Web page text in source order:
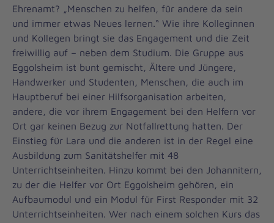
Ehrenamt? „Menschen zu helfen, für andere da sein
und immer etwas Neues lernen.“ Wie ihre Kolleginnen
und Kollegen bringt sie das Engagement und die Zeit
freiwillig auf – neben dem Studium. Die Gruppe aus
Eggolsheim ist bunt gemischt, Ältere und Jüngere,
Handwerker und Studenten, Menschen, die auch im
Hauptberuf bei einer Hilfsorganisation arbeiten,
andere, die vor ihrem Engagement bei den Helfern vor
Ort gar keinen Bezug zur Notfallrettung hatten. Der
Einstieg für Lara und die anderen ist in der Regel eine
Ausbildung zum Sanitätshelfer mit 48
Unterrichtseinheiten. Hinzu kommt bei den Johannitern,
zu der die Helfer vor Ort Eggolsheim gehören, ein
Aufbaumodul und ein Modul für First Responder mit 32
Unterrichtseinheiten. Wer nach einem solchen Kurs das